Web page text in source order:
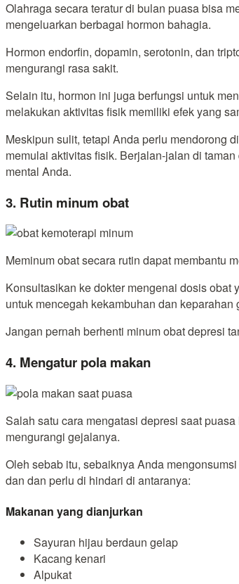
Olahraga secara teratur di bulan puasa bisa
mengeluarkan berbagai hormon bahagia.
Hormon endorfin, dopamin, serotonin, dan
mengurangi rasa sakit.
Selain itu, hormon ini juga berfungsi untuk
melakukan aktivitas fisik memiliki efek yang
Meskipun sulit, tetapi Anda perlu mendorong
memulai aktivitas fisik. Berjalan-jalan di
mental Anda.
3. Rutin minum obat
Meminum obat secara rutin dapat membantu
Konsultasikan ke dokter mengenai dosis
untuk mencegah kekambuhan dan keparahan
Jangan pernah berhenti minum obat depresi
4. Mengatur pola makan
Salah satu cara mengatasi depresi saat
mengurangi gejalanya.
Oleh sebab itu, sebaiknya Anda
dan dan perlu di hindari di antaranya:
Makanan yang dianjurkan
Sayuran hijau berdaun gelap
Kacang kenari
Alpukat